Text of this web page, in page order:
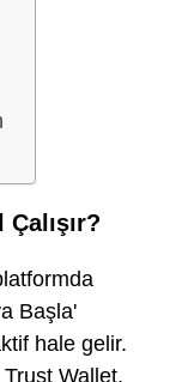
Başla'
hale gelir.
Wallet,